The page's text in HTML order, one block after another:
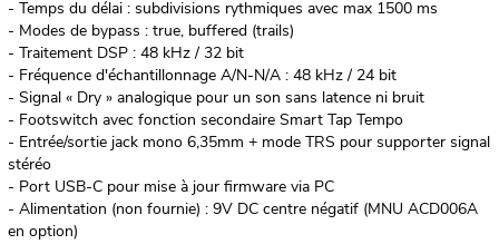
- Temps du délai : subdivisions rythmiques avec max 1500 ms
- Modes de bypass : true, buffered (trails)
- Traitement DSP : 48 kHz / 32 bit
- Fréquence d'échantillonnage A/N-N/A : 48 kHz / 24 bit
- Signal « Dry » analogique pour un son sans latence ni bruit
- Footswitch avec fonction secondaire Smart Tap Tempo
- Entrée/sortie jack mono 6,35mm + mode TRS pour supporter signal
stéréo
- Port USB-C pour mise à jour firmware via PC
- Alimentation (non fournie) : 9V DC centre négatif (MNU ACD006A
en option)